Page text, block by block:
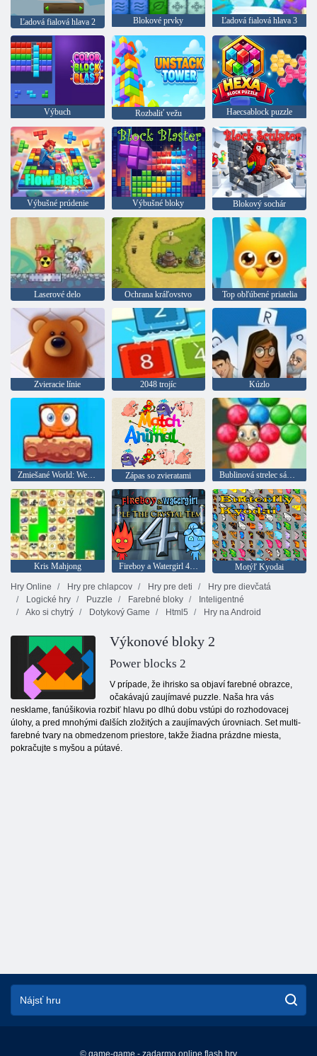
Ľadová fialová hlava 2 Blokové prvky Ľadová fialová hlava 3
Výbuch Rozbaliť vežu Haecsablock puzzle
Výbušné prúdenie Výbušné bloky Blokový sochár
Laserové delo Ochrana kráľovstvo Top obľúbené priatelia
Zvieracie línie 2048 trojíc Kúzlo
Zmiešané World: Weekend Zápas so zvieratami Bublinová strelec sága 2
Kris Mahjong Fireboy a Watergirl 4: Crystal Temple
Motýľ Kyodai
Hry Online
Hry pre chlapcov Hry pre deti
Hry pre dievčatá
Logické hry
Puzzle Farebné bloky
Inteligentné
Ako si chytrý
Dotykový Game Html5 Hry na Android
Výkonové bloky 2
Power blocks 2
V prípade, že ihrisko sa objaví farebné obrazce,
očakávajú zaujímavé puzzle. Naša hra vás
nesklame, fanúšikovia rozbiť hlavu po dlhú dobu vstúpi do rozhodovacej
úlohy, a pred mnohými ďalších zložitých a zaujímavých úrovniach. Set multi-
farebné tvary na obmedzenom priestore, takže žiadna prázdne miesta,
pokračujte s myšou a pútavé.
© game-game - zadarmo online flash hry